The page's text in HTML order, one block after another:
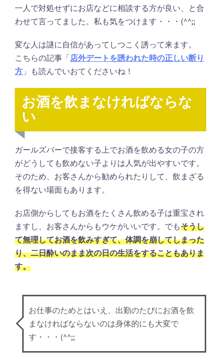
一人で対処せずにお店などに相談する方が良い、と合
わせて言ってました。私も気をつけます・・・(^^;;
変な人は謎に自信があってしつこく誘って来ます。
こちらの記事「店外デートを誘われた時の正しい断り
方 」も読んでいおてくださいね！
お酒を飲まなければならな
い
ガールズバーで接客する上でお酒を飲める女の子の方
がどうしても飲めない子よりは人気が出やすいです。
そのため、お客さんから勧められたりして、飲まざる
を得ない場面もあります。
お店側からしてもお酒をたくさん飲める子は重宝され
ますし、お客さんからもウケがいいです。でもそうし
て無理してお酒を飲みすぎて、体調を崩してしまった
り、二日酔いのまま次の日の生活をすることもありま
す。
お仕事のためとはいえ、出勤のたびにお酒を飲
まなければならないのは身体的にも大変で
す・・・(^^;;